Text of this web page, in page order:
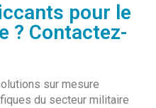
pour le
? Contactez-
sur mesure
du secteur militaire